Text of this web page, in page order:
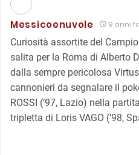
Messicoenuvole 9 anni fa
Curiosità assortite del
salita per la Roma di Alberto
dalla sempre pericolosa
cannonieri da segnalare il
ROSSI (’97, Lazio) nella
tripletta di Loris VAGO (’98,